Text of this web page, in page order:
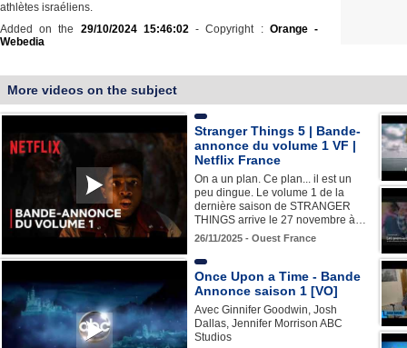
athlètes israéliens.
Added on the 29/10/2024 15:46:02- Copyright : Orange -
Webedia
More videos on the subject
Stranger Things 5 | Bande-
annonce du volume 1 VF |
Netflix France
On a un plan. Ce plan... il est un
peu dingue. Le volume 1 de la
dernière saison de STRANGER
THINGS arrive le 27 novembre à…
26/11/2025 - Ouest France
Once Upon a Time - Bande
Annonce saison 1 [VO]
Avec Ginnifer Goodwin, Josh
Dallas, Jennifer Morrison ABC
Studios